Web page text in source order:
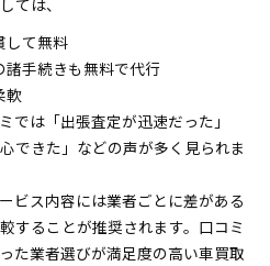
ては、
して無料
手続きも無料で代行
軟
では「出張査定が迅速だった」
できた」などの声が多く見られま
ビス内容には業者ごとに差がある
することが推奨されます。口コミ
た業者選びが満足度の高い車買取